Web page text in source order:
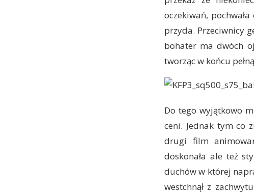
oczekiwań,
przyda. Przeciwnicy
bohater ma dwóch
tworząc w końcu
Do tego wyjątkowo
ceni. Jednak tym co
drugi film
doskonała ale też
duchów w której
westchnął z